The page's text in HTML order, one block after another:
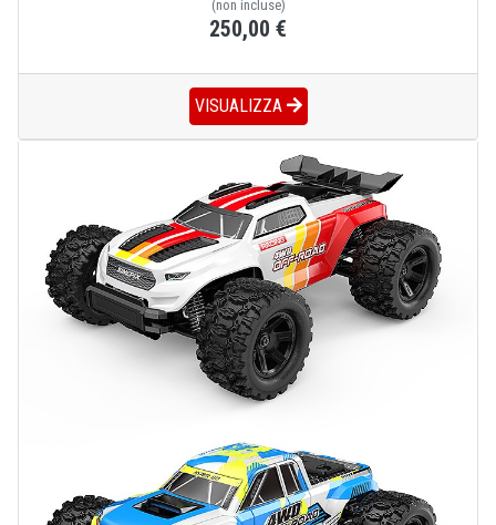
(non incluse)
250,00 €
VISUALIZZA